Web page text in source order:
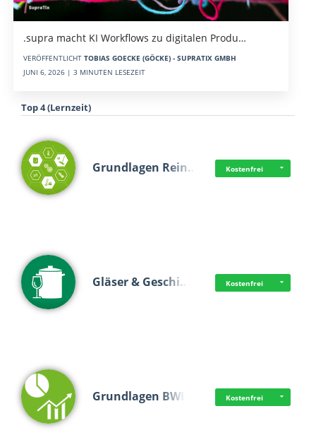
.supra macht KI Workflows zu digitalen Produ…
VERÖFFENTLICHT TOBIAS GOECKE (GÖCKE) - SUPRATIX GMBH
JUNI 6, 2026 | 3 MINUTEN LESEZEIT
Top 4 (Lernzeit)
Grundlagen Rein… Kostenfrei
Gläser & Geschi… Kostenfrei
Grundlagen BWL Kostenfrei